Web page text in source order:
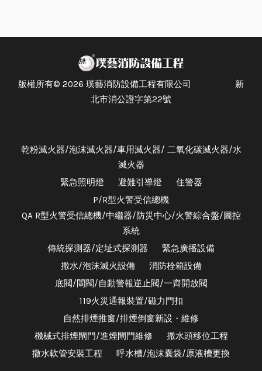
版權所有© 2026 璞藝消防設備工程有限公司 新
北市消公證字第22號
乾粉滅火器/泡沫滅火器/車用滅火器/ 二氧化碳滅火器/水
滅火器
緊急照明燈
避難引導燈
住警器
P/R型火警受信總機
QA R型火警受信總機/中繼器/防災中心/火警綜合盤/圖控
系統
傳統探測器/定址式探測器
緊急廣播設備
撒水/泡沫滅火設備
消防栓箱設備
底閥/閘閥/自動警報逆止閥/一齊開放閥
119火災通報裝置/磁力門扣
自然排煙推窗/排煙倒窗新設・維修
機械式排煙閘門/進煙閘門維修
撒水頭移位工程
撒水軟管安裝工程
呼水槽/泡沫囊袋/原液槽更換